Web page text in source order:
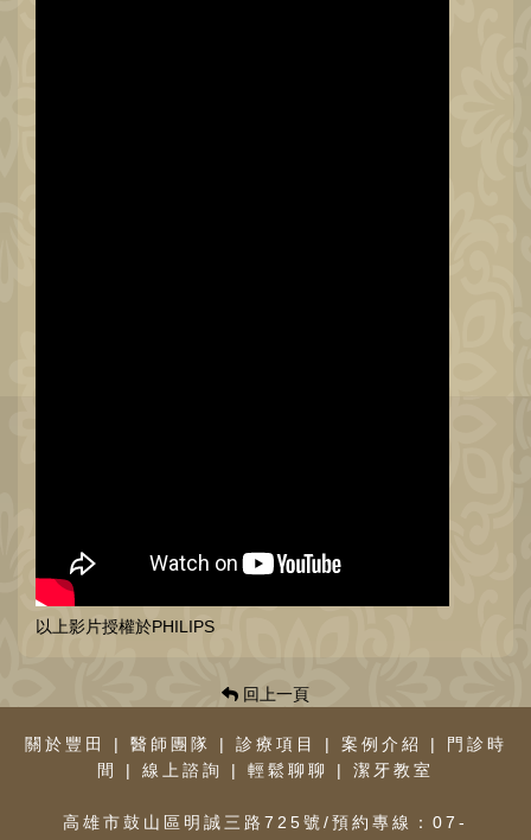
以上影片授權於PHILIPS
回上一頁
關於豐田 | 醫師團隊 | 診療項目 | 案例介紹 |
門診時
間
| 線上諮詢 | 輕鬆聊聊 | 潔牙教室
高雄市鼓山區明誠三路725號/預約專線：07-